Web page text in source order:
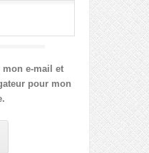
e-mail et
pour mon